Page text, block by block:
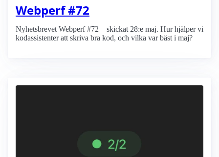
Webperf #72
Nyhetsbrevet Webperf #72 – skickat 28:e maj. Hur hjälper vi
kodassistenter att skriva bra kod, och vilka var bäst i maj?